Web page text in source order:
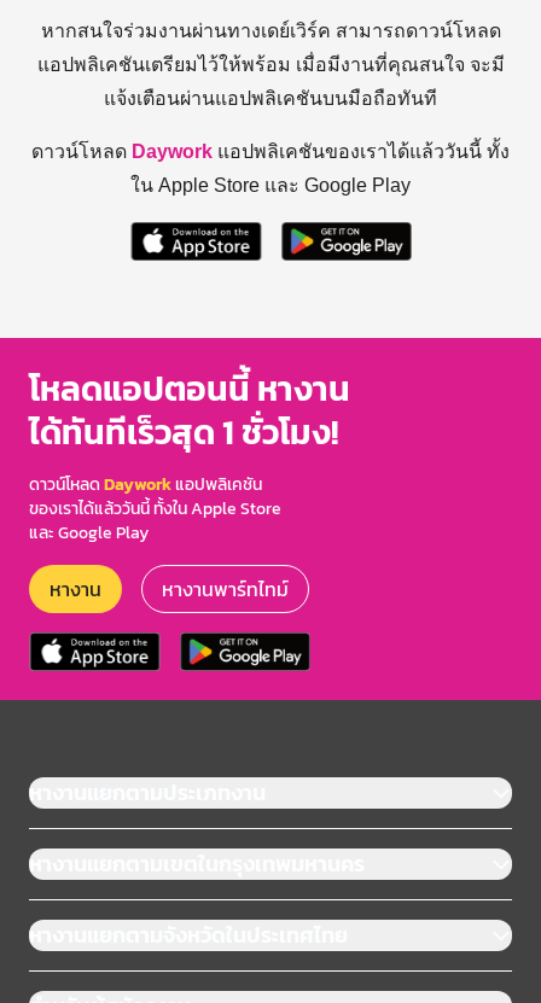
หากสนใจร่วมงานผ่านทางเดย์เวิร์ค สามารถดาวน์โหลด
แอปพลิเคชันเตรียมไว้ให้พร้อม เมื่อมีงานที่คุณสนใจ จะมี
แจ้งเตือนผ่านแอปพลิเคชันบนมือถือทันที
ดาวน์โหลด Daywork แอปพลิเคชันของเราได้แล้ววันนี้ ทั้ง
ใน Apple Store และ Google Play
โหลดแอปตอนนี้ หางาน
ได้ทันทีเร็วสุด 1 ชั่วโมง!
ดาวน์โหลดDayworkแอปพลิเคชัน
ของเราได้แล้ววันนี้ ทั้งใน Apple Store
และ Google Play
หางาน หางานพาร์ทไทม์
หางานแยกตามประเภทงาน
หางานแยกตามเขตในกรุงเทพมหานคร
หางานแยกตามจังหวัดในประเทศไทย